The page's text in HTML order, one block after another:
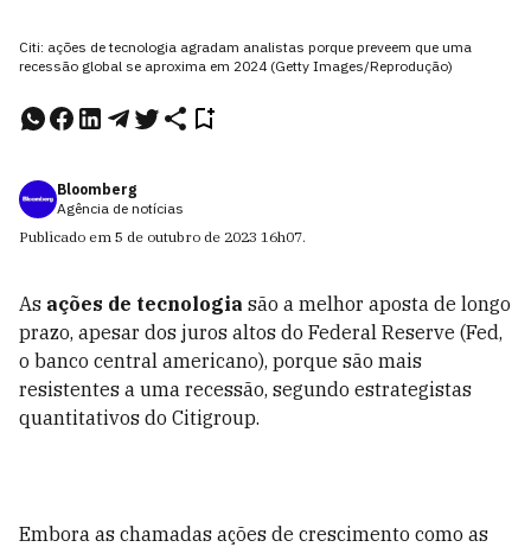
Citi: ações de tecnologia agradam analistas porque preveem que uma
recessão global se aproxima em 2024 (Getty Images/Reprodução)
Bloomberg
Agência de notícias
Publicado em 5 de outubro de 2023 16h07.
As ações de tecnologia são a melhor aposta de longo
prazo, apesar dos juros altos do Federal Reserve (Fed,
o banco central americano), porque são mais
resistentes a uma recessão, segundo estrategistas
quantitativos do Citigroup.
Embora as chamadas ações de crescimento como as